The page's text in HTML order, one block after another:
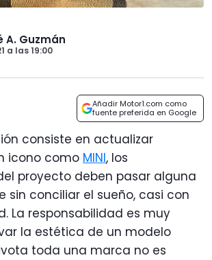
A. Guzmán
a las19:00
Añadir Motor1.com como
fuente preferida en Google
consiste en actualizar
icono como MINI, los
proyecto deben pasar alguna
sin conciliar el sueño, casi con
La responsabilidad es muy
la estética de un modelo
toda una marca no es